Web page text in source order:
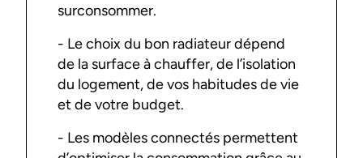
surconsommer.
- Le choix du bon radiateur dépend
de la surface à chauffer, de l’isolation
du logement, de vos habitudes de vie
et de votre budget.
- Les modèles connectés permettent